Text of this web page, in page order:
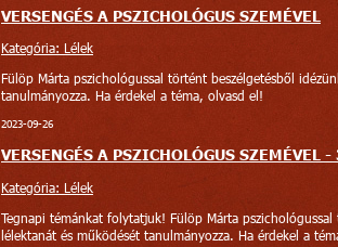
VERSENGÉS A PSZICHOLÓGUS SZEMÉVEL
Kategória: Lélek
Fülöp Márta pszichológussal történt beszélgetésből
tanulmányozza. Ha érdekel a téma, olvasd el!
2023-09-26
VERSENGÉS A PSZICHOLÓGUS SZEMÉVEL -
Kategória: Lélek
Tegnapi témánkat folytatjuk! Fülöp Márta
lélektanát és működését tanulmányozza. Ha érdekel a